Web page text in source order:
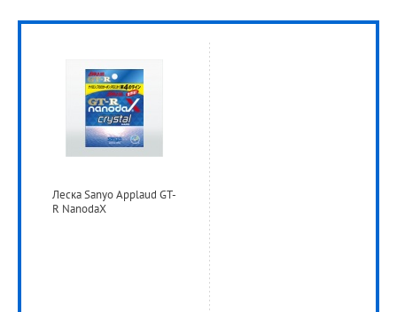
Леска Sanyo Applaud GT-
R NanodaX